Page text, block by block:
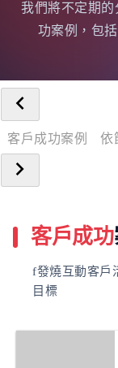
我們將不定期
功案例，包
客戶成功案例 依
客戶成功
f發燒互動客戶
目標